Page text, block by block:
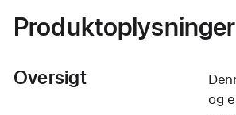
Produktoplysninger
Oversigt
og